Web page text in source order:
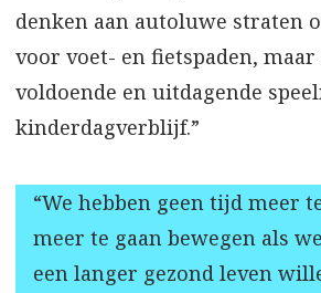
denken aan autoluwe straten
voor voet- en fietspaden, maar
voldoende en uitdagende
kinderdagverblijf.”
“We hebben geen tijd meer
meer te gaan bewegen als
een langer gezond leven